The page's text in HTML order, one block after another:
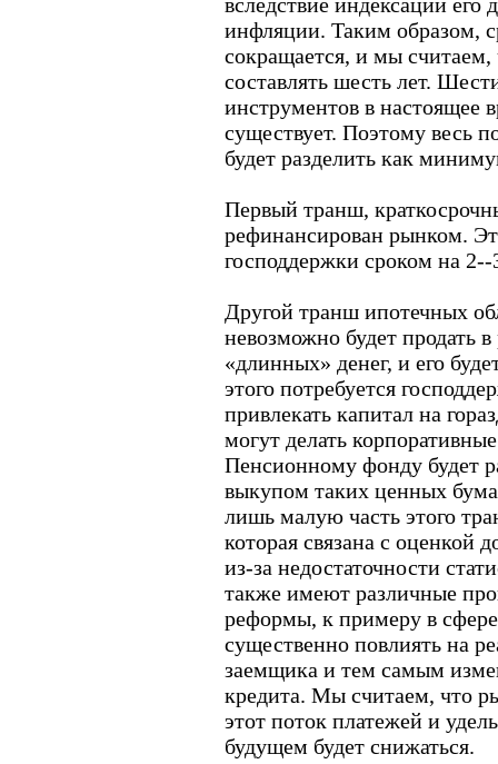
инфляции. Таким образом,
сокращается, и мы считаем,
составлять шесть лет.
инструментов в настоящее
существует. Поэтому весь
будет разделить как
Первый транш,
рефинансирован рынком.
господдержки сроком на 2--
Другой транш ипотечных
невозможно будет продать
«длинных» денег, и его
этого потребуется
привлекать капитал на
могут делать
Пенсионному фонду будет
выкупом таких ценных
лишь малую часть этого
которая связана с оценкой
из-за недостаточности
также имеют различные
реформы, к примеру в
существенно повлиять на
заемщика и тем самым
кредита. Мы считаем, что
этот поток платежей и
будущем будет снижаться.